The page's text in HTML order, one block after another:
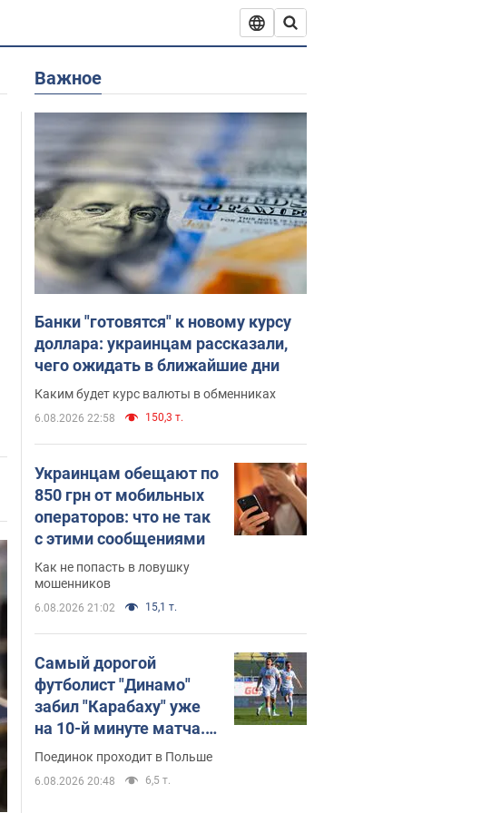
Важное
Банки "готовятся" к новому курсу
доллара: украинцам рассказали,
чего ожидать в ближайшие дни
Каким будет курс валюты в обменниках
6.08.2026 22:58 150,3 т.
Украинцам обещают по
850 грн от мобильных
операторов: что не так
с этими сообщениями
Как не попасть в ловушку
мошенников
6.08.2026 21:02 15,1 т.
Самый дорогой
футболист "Динамо"
забил "Карабаху" уже
на 10-й минуте матча.
Видео
Поединок проходит в Польше
6.08.2026 20:48 6,5 т.